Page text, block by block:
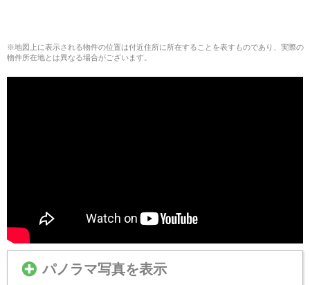
※地図上に表示される物件の位置は付近住所に所在することを表すものであり、実際の
物件所在地とは異なる場合がございます。
パノラマ写真を表示